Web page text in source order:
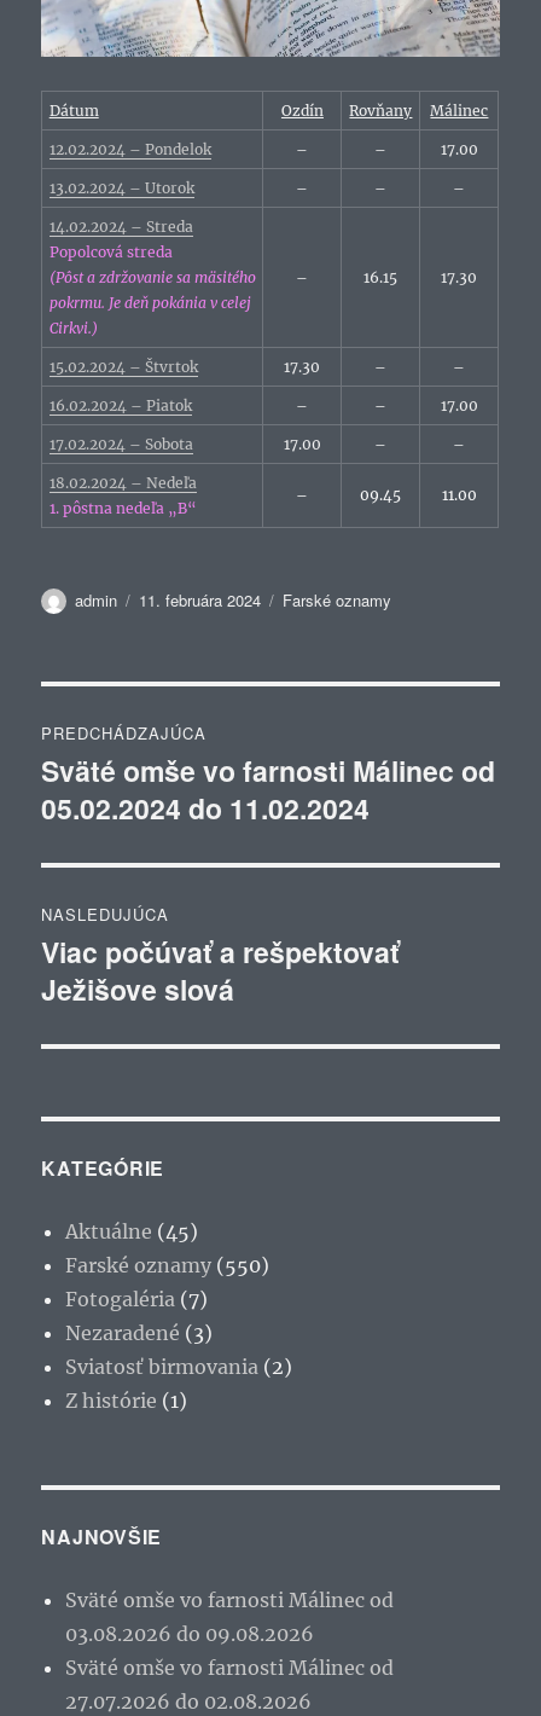
Dátum Ozdín Rovňany Málinec
12.02.2024 – Pondelok – – 17.00
13.02.2024 – Utorok – – –
14.02.2024 – Streda
Popolcová streda
(Pôst a zdržovanie sa mäsitého
pokrmu. Je deň pokánia v celej
Cirkvi.)
– 16.15 17.30
15.02.2024 – Štvrtok 17.30 – –
16.02.2024 – Piatok – – 17.00
17.02.2024 – Sobota 17.00 – –
18.02.2024 – Nedeľa
1. pôstna nedeľa „B“
– 09.45 11.00
Autor
admin Publikované
11. februára 2024 Kategórie
Farské oznamy
v
článku
PREDCHÁDZAJÚCA
Predchádzajúci
článok:
Sväté omše vo farnosti Málinec od
05.02.2024 do 11.02.2024
NASLEDUJÚCA
Ďalší
článok:
Viac počúvať a rešpektovať
Ježišove slová
KATEGÓRIE
Aktuálne (45)
Farské oznamy (550)
Fotogaléria (7)
Nezaradené (3)
Sviatosť birmovania (2)
Z histórie (1)
NAJNOVŠIE
Sväté omše vo farnosti Málinec od
03.08.2026 do 09.08.2026
Sväté omše vo farnosti Málinec od
27.07.2026 do 02.08.2026